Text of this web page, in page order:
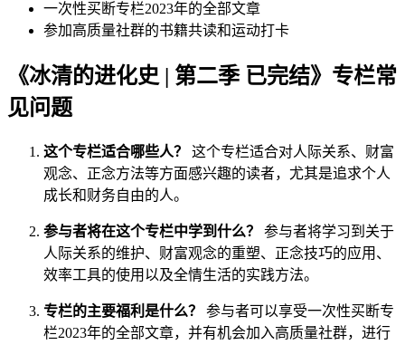
一次性买断专栏2023年的全部文章
参加高质量社群的书籍共读和运动打卡
《冰清的进化史 | 第二季 已完结》专栏常
见问题
这个专栏适合哪些人？
这个专栏适合对人际关系、财富
观念、正念方法等方面感兴趣的读者，尤其是追求个人
成长和财务自由的人。
参与者将在这个专栏中学到什么？
参与者将学习到关于
人际关系的维护、财富观念的重塑、正念技巧的应用、
效率工具的使用以及全情生活的实践方法。
专栏的主要福利是什么？
参与者可以享受一次性买断专
栏2023年的全部文章，并有机会加入高质量社群，进行